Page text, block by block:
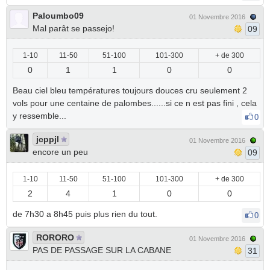
Paloumbo09
Mal parât se passejo!
01 Novembre 2016
09
1-10 11-50 51-100 101-300 + de 300
0 1 1 0 0
Beau ciel bleu températures toujours douces cru seulement 2
vols pour une centaine de palombes......si ce n est pas fini , cela
y ressemble...
0
jcppjl
encore un peu
01 Novembre 2016
09
1-10 11-50 51-100 101-300 + de 300
2 4 1 0 0
de 7h30 a 8h45 puis plus rien du tout. 0
RORORO
PAS DE PASSAGE SUR LA CABANE
01 Novembre 2016
31